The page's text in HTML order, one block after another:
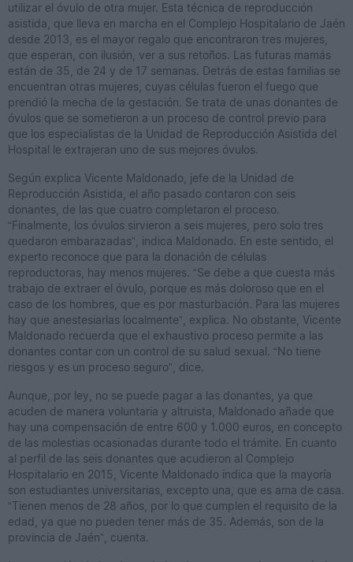
utilizar el óvulo de otra mujer. Esta técnica de reproducción
asistida, que lleva en marcha en el Complejo Hospitalario de Jaén
desde 2013, es el mayor regalo que encontraron tres mujeres,
que esperan, con ilusión, ver a sus retoños. Las futuras mamás
están de 35, de 24 y de 17 semanas. Detrás de estas familias se
encuentran otras mujeres, cuyas células fueron el fuego que
prendió la mecha de la gestación. Se trata de unas donantes de
óvulos que se sometieron a un proceso de control previo para
que los especialistas de la Unidad de Reproducción Asistida del
Hospital le extrajeran uno de sus mejores óvulos.
Según explica Vicente Maldonado, jefe de la Unidad de
Reproducción Asistida, el año pasado contaron con seis
donantes, de las que cuatro completaron el proceso.
“Finalmente, los óvulos sirvieron a seis mujeres, pero solo tres
quedaron embarazadas”, indica Maldonado. En este sentido, el
experto reconoce que para la donación de células
reproductoras, hay menos mujeres. “Se debe a que cuesta más
trabajo de extraer el óvulo, porque es más doloroso que en el
caso de los hombres, que es por masturbación. Para las mujeres
hay que anestesiarlas localmente”, explica. No obstante, Vicente
Maldonado recuerda que el exhaustivo proceso permite a las
donantes contar con un control de su salud sexual. “No tiene
riesgos y es un proceso seguro”, dice.
Aunque, por ley, no se puede pagar a las donantes, ya que
acuden de manera voluntaria y altruista, Maldonado añade que
hay una compensación de entre 600 y 1.000 euros, en concepto
de las molestias ocasionadas durante todo el trámite. En cuanto
al perfil de las seis donantes que acudieron al Complejo
Hospitalario en 2015, Vicente Maldonado indica que la mayoría
son estudiantes universitarias, excepto una, que es ama de casa.
“Tienen menos de 28 años, por lo que cumplen el requisito de la
edad, ya que no pueden tener más de 35. Además, son de la
provincia de Jaén”, cuenta.